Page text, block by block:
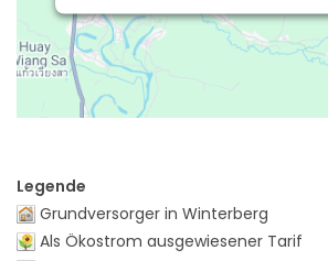
Legende
Grundversorger in Winterberg
Als Ökostrom ausgewiesener Tarif